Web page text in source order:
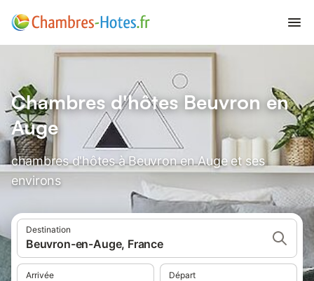
Chambres d'hôtes Beuvron en
Auge
chambres d'hôtes à Beuvron en Auge et ses
environs
Destination
Beuvron-en-Auge, France
Arrivée Départ